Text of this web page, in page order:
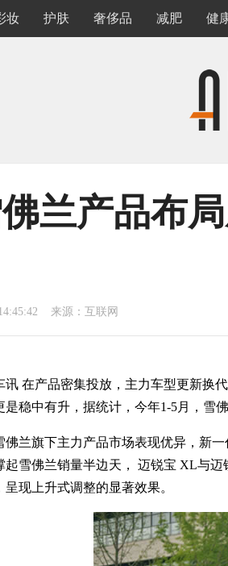
妆 护肤 奢侈品 减肥 健
兰产品布
来源：互联网
在产品密集投放，主力车型更新换代
是稳中有升，据统计，今年1-5月，雪
旗下主力产品市场表现优异，新一
起雪佛兰销量半边天， 迈锐宝 XL与
现上升式调整的显著效果。